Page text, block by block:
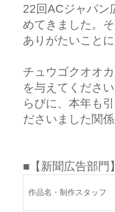
22回ACジャパン
めてきました。
ありがたいこと
チュウゴクオオ
を与えてくださ
らびに、本年も
ださいました関
■【新聞広告部
作品名・制作スタッフ